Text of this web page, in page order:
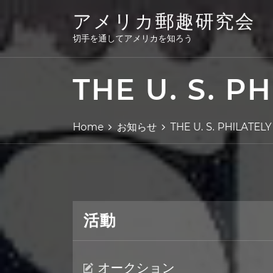
content
アメリカ郵趣研究会
切手を通してアメリカを知ろう
THE U. S.
Home お知らせ THE U. S.
活動
オークション